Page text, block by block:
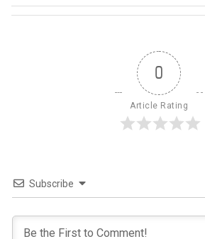
0
Article Rating
Subscribe